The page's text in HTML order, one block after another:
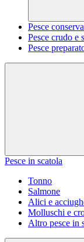
Pesce
Pesce crudo e
Pesce
Pesce in scatola
Tonno
Salmone
Alici e
Molluschi e
Altro pesce in